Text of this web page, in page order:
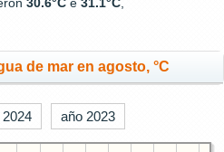
de mar en agosto, °C
año 2023